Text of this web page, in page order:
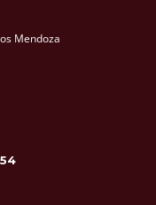
Mendoza